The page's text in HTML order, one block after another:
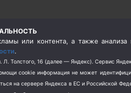
или контента, а также
.
Толстого, 16 (далее — Яндекс). Сервис
cookie информация не может
на сервере Яндекса в ЕС и Российской